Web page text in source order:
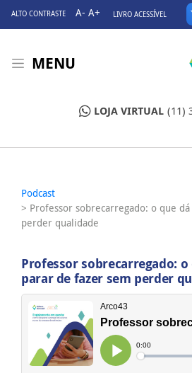
ALTO CONTRASTE A- A+ LIVRO ACESSÍVEL
MENU
LOJA VIRTUAL (11)
Podcast
> Professor sobrecarregado: o que
perder qualidade
Professor sobrecarregado: o
parar de fazer sem perder